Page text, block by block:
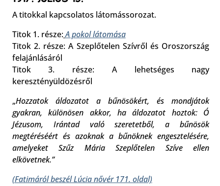
A titokkal kapcsolatos látomássorozat.
Titok 1. része:A pokol látomása
Titok 2. része: A Szeplőtelen Szívről és Oroszország
felajánlásáról
Titok 3. része: A lehetséges nagy
keresztényüldözésről
„Hozzatok áldozatot a bűnösökért, és mondjátok
gyakran, különösen akkor, ha áldozatot hoztok: Ó
Jézusom, Irántad való szeretetből, a bűnösök
megtéréséért és azoknak a bűnöknek engesztelésére,
amelyeket Szűz Mária Szeplőtelen Szíve ellen
elkövetnek.”
(Fatimáról beszél Lúcia nővér 171. oldal)